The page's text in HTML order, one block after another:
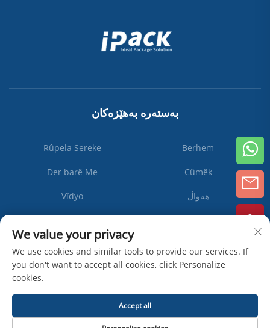
بەستەرە بەهێزەکان
Rûpela Sereke Berhem
Der barê Me Cûmêk
Vîdyo هەواڵ
We value your privacy
We use cookies and similar tools to provide our services. If
you don't want to accept all cookies, click Personalize
cookies.
Accept all